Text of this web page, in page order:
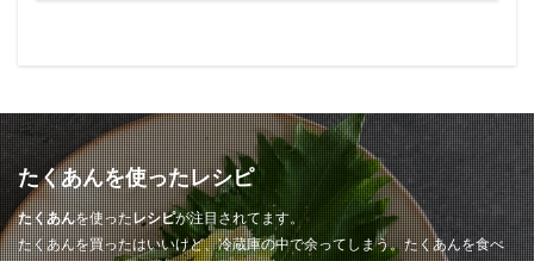
たくあんを使ったレシピ
たくあんを使ったレシピが注目されてます。
たくあんを買ったはいいけど、冷蔵庫の中で余ってしまう。たくあんを食べ